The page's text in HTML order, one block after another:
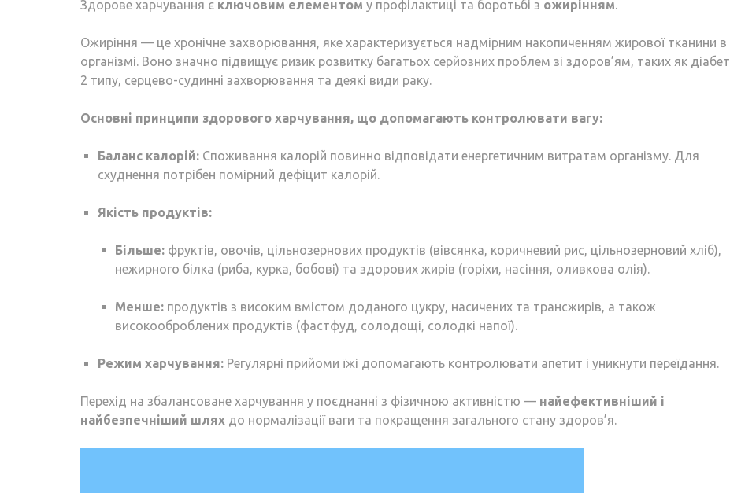
Здорове харчування є ключовим елементом у профілактиці та боротьбі з ожирінням.
Ожиріння — це хронічне захворювання, яке характеризується надмірним накопиченням жирової тканини в
організмі. Воно значно підвищує ризик розвитку багатьох серйозних проблем зі здоров’ям, таких як діабет
2 типу, серцево-судинні захворювання та деякі види раку.
Основні принципи здорового харчування, що допомагають контролювати вагу:
Баланс калорій: Споживання калорій повинно відповідати енергетичним витратам організму. Для
схуднення потрібен помірний дефіцит калорій.
Якість продуктів:
Більше: фруктів, овочів, цільнозернових продуктів (вівсянка, коричневий рис, цільнозерновий хліб),
нежирного білка (риба, курка, бобові) та здорових жирів (горіхи, насіння, оливкова олія).
Менше: продуктів з високим вмістом доданого цукру, насичених та трансжирів, а також
високооброблених продуктів (фастфуд, солодощі, солодкі напої).
Режим харчування: Регулярні прийоми їжі допомагають контролювати апетит і уникнути переїдання.
Перехід на збалансоване харчування у поєднанні з фізичною активністю — найефективніший і
найбезпечніший шлях до нормалізації ваги та покращення загального стану здоров’я.